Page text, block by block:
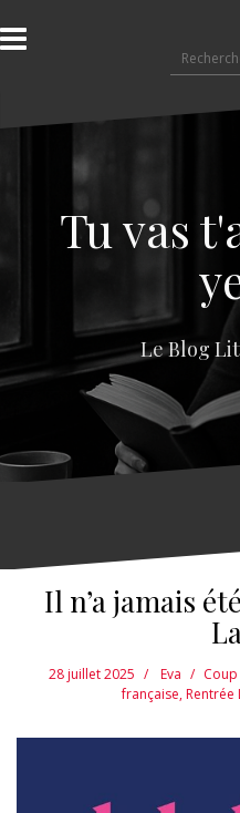
l
a
e
e
Tu vas
Le Blog
Il n’a jamais
28 juillet 2025 Eva
française,Rentrée